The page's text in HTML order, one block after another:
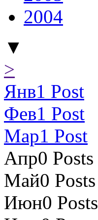
2004
▼
>
Янв1 Post
Фев1 Post
Мар1 Post
Апр0 Posts
Май0 Posts
Июн0 Posts